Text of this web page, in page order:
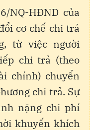
NQ-HĐND của
cơ chế chi trả
từ việc người
chi trả (theo
chính) chuyển
chi trả. Sự
nặng chi phí
khuyến khích